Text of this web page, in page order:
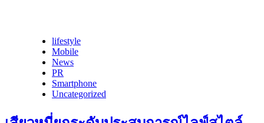
lifestyle
Mobile
News
PR
Smartphone
Uncategorized